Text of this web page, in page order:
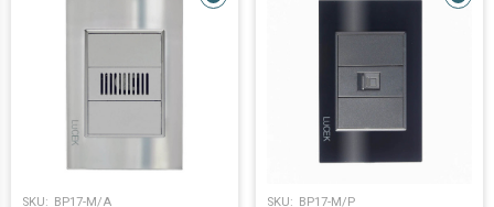
SKU: BP17-M/A SKU: BP17-M/P